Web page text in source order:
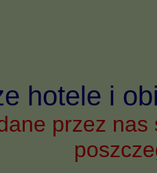
hotele i
przez